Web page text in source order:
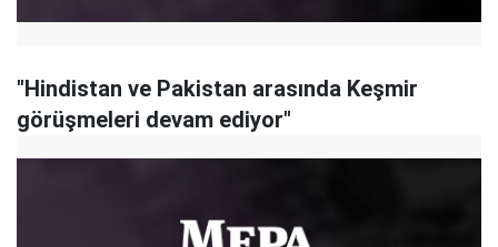
"Hindistan ve Pakistan arasında Keşmir
görüşmeleri devam ediyor"